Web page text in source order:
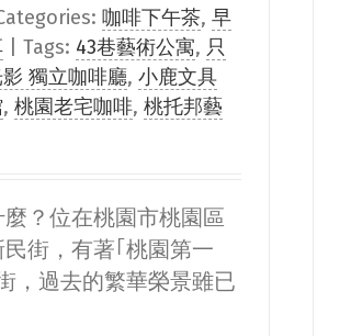
咖啡下午茶, 早
Tags: 43巷藝術公寓, 只
獨立咖啡廳, 小鹿文具
, 桃園老宅咖啡, 桃托邦藝
？位在桃園市桃園區
街，有著｢桃園第一
，過去的繁華榮景雖已